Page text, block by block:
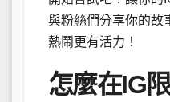
與粉絲們分享你的故
熱鬧更有活力！
怎麼在IG